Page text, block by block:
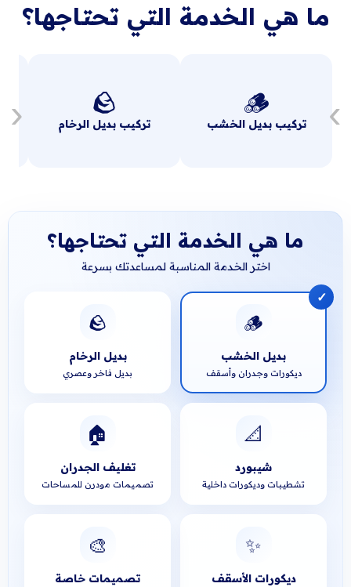
ما هي الخدمة التي تحتاجها؟
‹ 🪵
تركيب بديل الخشب
🪨
تركيب بديل الرخام ›
ما هي الخدمة التي تحتاجها؟
اختر الخدمة المناسبة لمساعدتك بسرعة
🪵
بديل الخشب
ديكورات وجدران وأسقف
🪨
بديل الرخام
بديل فاخر وعصري
📐
شيبورد
تشطيبات وديكورات داخلية
🏠
تغليف الجدران
تصميمات مودرن للمساحات
✨
ديكورات الأسقف
🎨
تصميمات خاصة